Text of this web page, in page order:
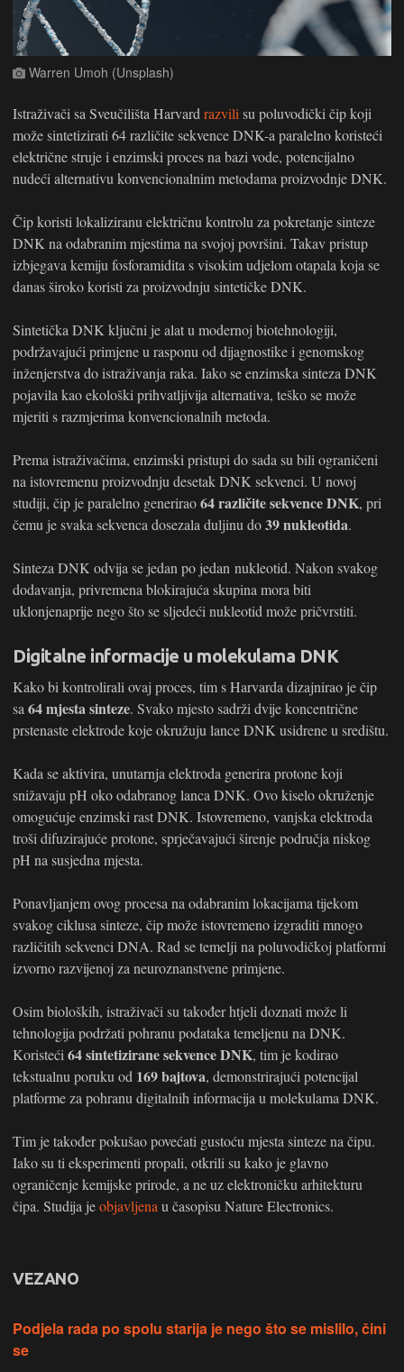
Warren Umoh (Unsplash)
Istraživači sa Sveučilišta Harvardrazvilisu poluvodički čip koji
može sintetizirati 64 različite sekvence DNK-a paralelno koristeći
električne struje i enzimski proces na bazi vode, potencijalno
nudeći alternativu konvencionalnim metodama proizvodnje DNK.
Čip koristi lokaliziranu električnu kontrolu za pokretanje sinteze
DNK na odabranim mjestima na svojoj površini. Takav pristup
izbjegava kemiju fosforamidita s visokim udjelom otapala koja se
danas široko koristi za proizvodnju sintetičke DNK.
Sintetička DNK ključni je alat u modernoj biotehnologiji,
podržavajući primjene u rasponu od dijagnostike i genomskog
inženjerstva do istraživanja raka. Iako se enzimska sinteza DNK
pojavila kao ekološki prihvatljivija alternativa, teško se može
mjeriti s razmjerima konvencionalnih metoda.
Prema istraživačima, enzimski pristupi do sada su bili ograničeni
na istovremenu proizvodnju desetak DNK sekvenci. U novoj
studiji, čip je paralelno generirao64 različite sekvence DNK, pri
čemu je svaka sekvenca dosezala duljinu do39 nukleotida.
Sinteza DNK odvija se jedan po jedan nukleotid. Nakon svakog
dodavanja, privremena blokirajuća skupina mora biti
uklonjenaprije nego što se sljedeći nukleotid može pričvrstiti.
Digitalne informacije u molekulama DNK
Kako bi kontrolirali ovaj proces, tim s Harvarda dizajnirao je čip
sa64 mjesta sinteze. Svako mjesto sadrži dvije koncentrične
prstenaste elektrode koje okružuju lance DNK usidrene u središtu.
Kada se aktivira, unutarnja elektroda generira protone koji
snižavaju pH oko odabranog lanca DNK. Ovo kiselo okruženje
omogućuje enzimski rast DNK. Istovremeno, vanjska elektroda
troši difuzirajuće protone, sprječavajući širenje područja niskog
pH na susjedna mjesta.
Ponavljanjem ovog procesa na odabranim lokacijama tijekom
svakog ciklusa sinteze, čip može istovremeno izgraditi mnogo
različitih sekvenci DNA. Rad se temelji na poluvodičkoj platformi
izvorno razvijenoj za neuroznanstvene primjene.
Osim bioloških, istraživači su također htjeli doznati može li
tehnologija podržati pohranu podataka temeljenu na DNK.
Koristeći64 sintetizirane sekvence DNK, tim je kodirao
tekstualnu poruku od 169 bajtova, demonstrirajući potencijal
platforme za pohranu digitalnih informacija u molekulama DNK.
Tim je također pokušao povećati gustoću mjesta sinteze na čipu.
Iako su ti eksperimenti propali, otkrili su kako je glavno
ograničenje kemijske prirode, a ne uz elektroničku arhitekturu
čipa. Studija jeobjavljenau časopisu Nature Electronics.
VEZANO
Podjela rada po spolu starija je nego što se mislilo, čini
se